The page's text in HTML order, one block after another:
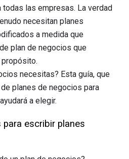
las empresas. La verdad
necesitan planes
a medida que
plan de negocios que
necesitas? Esta guía, que
planes de negocios para
a elegir.
escribir planes